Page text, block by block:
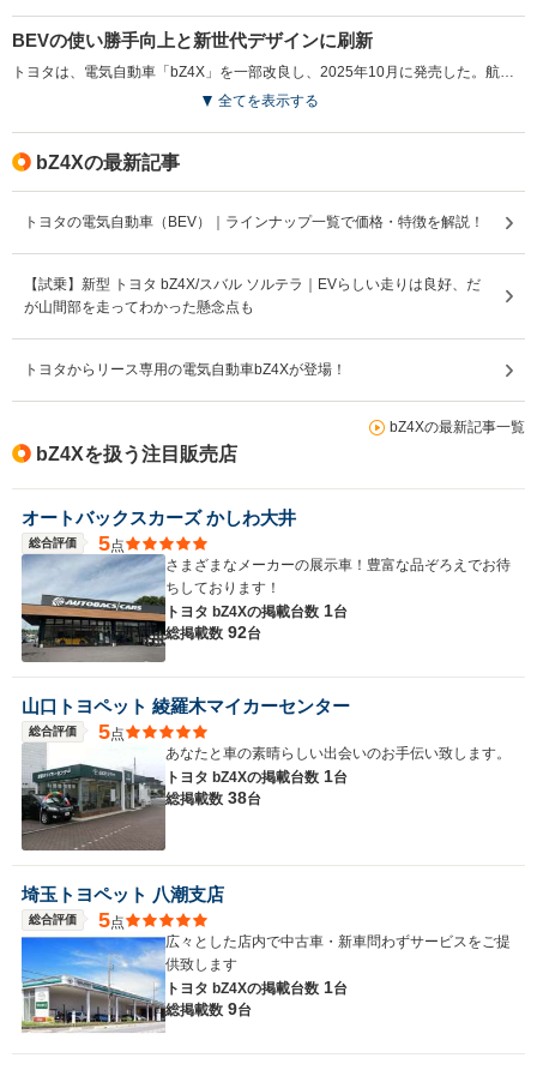
BEVの使い勝手向上と新世代デザインに刷新
トヨタは、電気自動車「bZ4X」を一部改良し、2025年10月に発売した。航続距離は最大746kmに延長され、急速充電時間は最短約28分に短縮。寒冷地での利便性を向上させるバッテリープレコンディショニング機能を搭載した。また、新たにトヨタ純正の「6kW普通充電器」がオプションで設定されている。走行性能では、eAxleを小型化し出力を向上させ、0-100km/h加速を5.1秒を実現した他、車両各部をリファインしている。フロントデザインをトヨタの新世代デザインモチーフであるハンマーヘッドデザインへ刷新。最新のコネクティッドナビ対応の14インチディスプレイオーディオを搭載。新色の外板色も加わり、内装デザインがシンプルで開放感のある形状に変更された。新充電サービス「TEEMO」も同時にスタートし、bZ4Xの購入者には特典が用意されている。（2025.10）
全てを表示する
bZ4Xの最新記事
トヨタの電気自動車（BEV）｜ラインナップ一覧で価格・特徴を解説！
【試乗】新型 トヨタ bZ4X/スバル ソルテラ｜EVらしい走りは良好、だ
が山間部を走ってわかった懸念点も
トヨタからリース専用の電気自動車bZ4Xが登場！
bZ4Xの最新記事一覧
bZ4Xを扱う注目販売店
オートバックスカーズ かしわ大井
総合評価 5点
さまざまなメーカーの展示車！豊富な品ぞろえでお待
ちしております！
トヨタ bZ4Xの掲載台数 1台
総掲載数 92台
山口トヨペット 綾羅木マイカーセンター
総合評価 5点
あなたと車の素晴らしい出会いのお手伝い致します。
トヨタ bZ4Xの掲載台数 1台
総掲載数 38台
埼玉トヨペット 八潮支店
総合評価 5点
広々とした店内で中古車・新車問わずサービスをご提
供致します
トヨタ bZ4Xの掲載台数 1台
総掲載数 9台